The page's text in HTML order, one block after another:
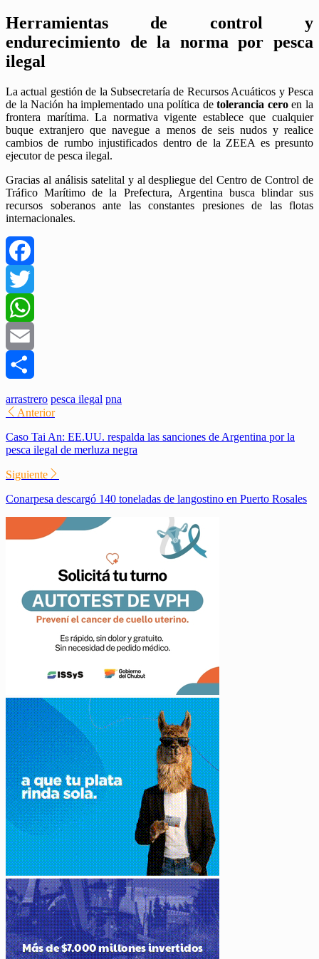
Herramientas de control y
endurecimiento de la norma por pesca
ilegal
La actual gestión de la Subsecretaría de Recursos Acuáticos y Pesca
de la Nación ha implementado una política detolerancia ceroen la
frontera marítima. La normativa vigente establece que cualquier
buque extranjero que navegue a menos de seis nudos y realice
cambios de rumbo injustificados dentro de la ZEEA es presunto
ejecutor de pesca ilegal.
Gracias al análisis satelital y al despliegue del Centro de Control de
Tráfico Marítimo de la Prefectura, Argentina busca blindar sus
recursos soberanos ante las constantes presiones de las flotas
internacionales.
Facebook
Twitter
WhatsApp
Email
arrastrero pesca ilegal pna
Anterior
Caso Tai An: EE.UU. respalda las sanciones de Argentina por la
pesca ilegal de merluza negra
Siguiente
Conarpesa descargó 140 toneladas de langostino en Puerto Rosales